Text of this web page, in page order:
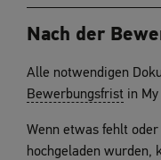
Nach der
Alle notwendigen
Bewerbungsfrist in
Wenn etwas fehlt
hochgeladen wurden,